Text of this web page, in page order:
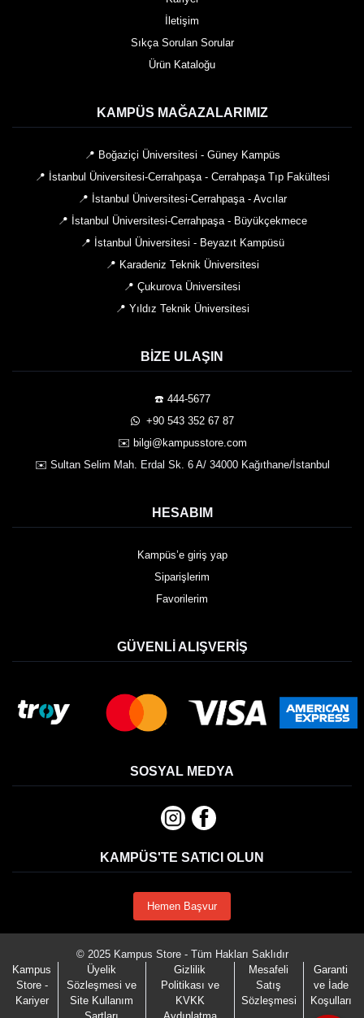
İletişim
Sıkça Sorulan Sorular
Ürün Kataloğu
KAMPÜS MAĞAZALARIMIZ
📍 Boğaziçi Üniversitesi - Güney Kampüs
📍 İstanbul Üniversitesi-Cerrahpaşa - Cerrahpaşa Tıp Fakültesi
📍 İstanbul Üniversitesi-Cerrahpaşa - Avcılar
📍 İstanbul Üniversitesi-Cerrahpaşa - Büyükçekmece
📍 İstanbul Üniversitesi - Beyazıt Kampüsü
📍 Karadeniz Teknik Üniversitesi
📍 Çukurova Üniversitesi
📍 Yıldız Teknik Üniversitesi
BIZE ULAŞIN
☎️ 444-5677
️ +90 543 352 67 87
✉️ bilgi@kampusstore.com
✉️ Sultan Selim Mah. Erdal Sk. 6 A/ 34000 Kağıthane/İstanbul
HESABIM
Kampüs’e giriş yap
Siparişlerim
Favorilerim
GÜVENLI ALIŞVERIŞ
SOSYAL MEDYA
KAMPÜS'TE SATICI OLUN
Hemen Başvur
© 2025 Kampus Store - Tüm Hakları Saklıdır
Kampus
Store -
Kariyer
Üyelik
Sözleşmesi ve
Site Kullanım
Gizlilik
Politikası ve
KVKK
Mesafeli
Satış
Sözleşmesi
Garanti
ve İade
Koşulları